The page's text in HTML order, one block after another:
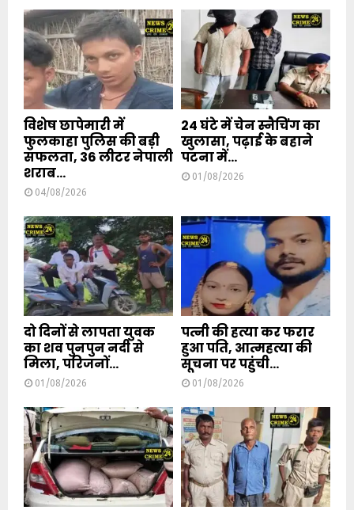
विशेष छापेमारी में
फुलकाहा पुलिस की बड़ी
सफलता, 36 लीटर नेपाली
शराब...
04/08/2026
24 घंटे में चेन स्नैचिंग का
खुलासा, पढ़ाई के बहाने
पटना में...
01/08/2026
दो दिनों से लापता युवक
का शव पुनपुन नदी से
मिला, परिजनों...
01/08/2026
पत्नी की हत्या कर फरार
हुआ पति, आत्महत्या की
सूचना पर पहुंची...
01/08/2026